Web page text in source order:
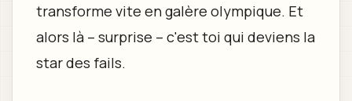
transforme vite en galère olympique. Et
alors là – surprise – c'est toi qui deviens la
star des fails.